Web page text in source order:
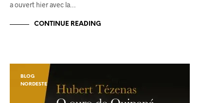
a ouvert hier avec la…
CONTINUE READING
BLOG
NORDESTE